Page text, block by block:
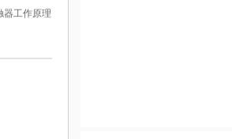
器工作原理